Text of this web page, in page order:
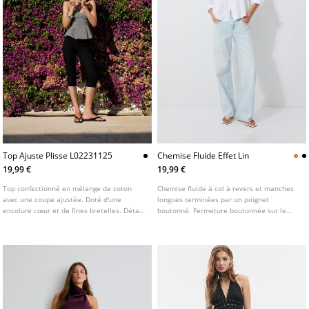
Top Ajuste Plisse L02231125
19,99 €
Top confectionné en mélange de coton
avec une coupe ajustée. Doté d'une
encolure cœur et de fines bretelles. Détail
Chemise Fluide Effet Lin
19,99 €
Chemise fluide à col à revers et manches
longues terminées par un poignet
boutonné. Fermeture boutonnée sur le